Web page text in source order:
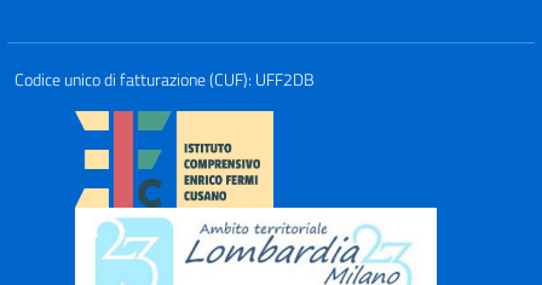
Codice unico di fatturazione (CUF): UFF2DB